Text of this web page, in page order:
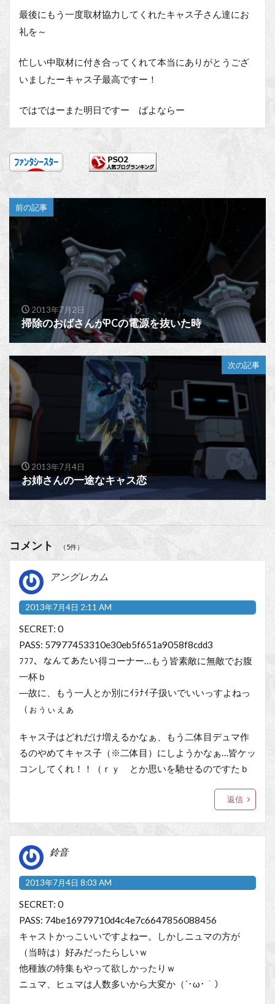
最後にもう一度取材協力してくれたキャス子さん達にお
礼を～
忙しい中取材に付き合ってくれて本当にありがとうござ
いましたーキャス子最高ですー！
ではではーまた明日ですー ばよならー
前の記事
2013年7月2日
掃除のおばさんがPCの電源を抜いた時
次の記事
2013年7月4日
お姉さんの一途なキャス恋
コメント （5件）
アングレカム
2013年7月4日 2:11 AM
SECRET: 0
PASS: 57977453310e30eb5f651a9058f8cdd3
ﾌﾌﾌ、なんてあたい得コーナー…もう皆素敵に無敵でお腹
一杯ｂ
―故に、もう一人とか別にｲﾗﾅｲ子扱いでいいっすよねっ
（ぉぅぃぇぁ
キャス子はどれだけ増えるかなぁ、もう二体目デュマ作
るのやめてキャス子（※二体目）にしようかなぁ…皆ケッ
コンしてくれ！！（ｒｙ とか思いを馳せるのですたｂ
返信
鈴音
2013年7月4日 8:03 AM
SECRET: 0
PASS: 74be16979710d4c4e7c6647856088456
キャストかっこいいですよねー。しかしニュマの方が
（当時は）好みだったらしいｗ
他種族の特集もやって欲しかったりｗ
ニュマ、ヒュマは人数多いから大変か（´･ω･｀）